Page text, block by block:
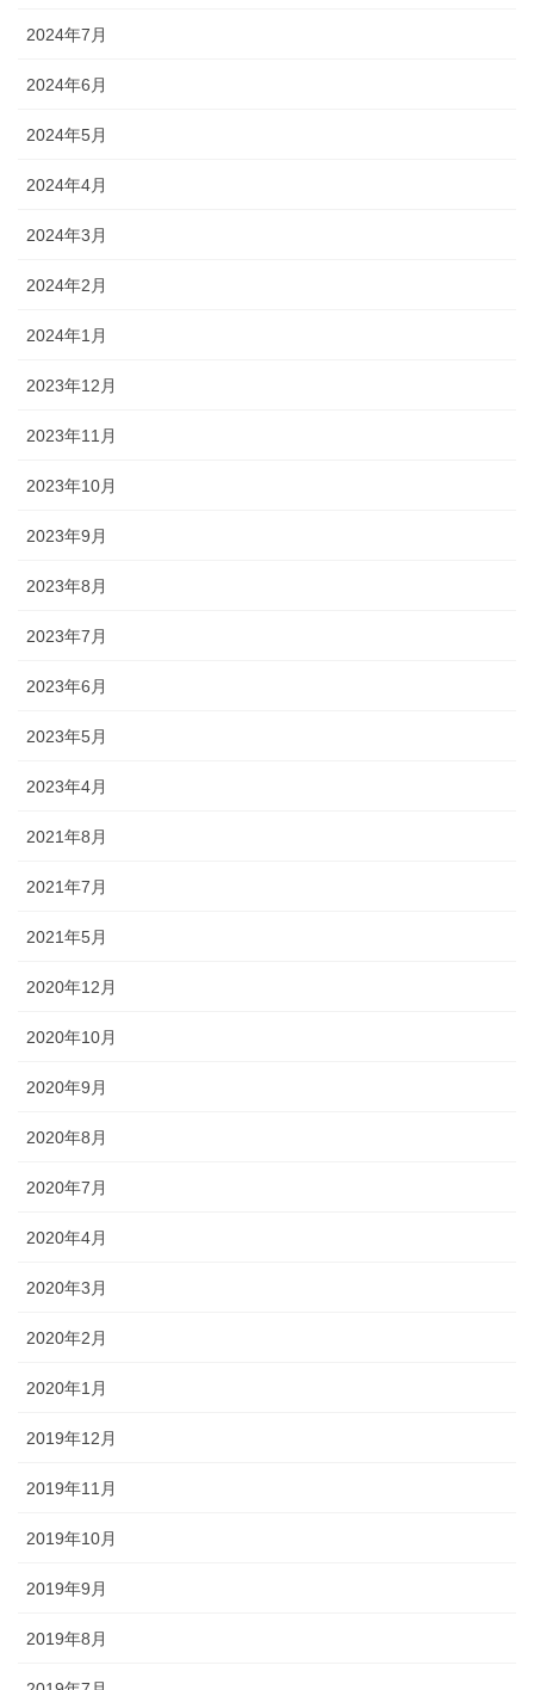
2024年7月
2024年6月
2024年5月
2024年4月
2024年3月
2024年2月
2024年1月
2023年12月
2023年11月
2023年10月
2023年9月
2023年8月
2023年7月
2023年6月
2023年5月
2023年4月
2021年8月
2021年7月
2021年5月
2020年12月
2020年10月
2020年9月
2020年8月
2020年7月
2020年4月
2020年3月
2020年2月
2020年1月
2019年12月
2019年11月
2019年10月
2019年9月
2019年8月